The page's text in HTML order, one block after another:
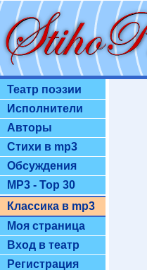
Театр поэзии
Исполнители
Авторы
Стихи в mp3
Обсуждения
MP3 - Top 30
Классика в mp3
Моя страница
Вход в театр
Регистрация